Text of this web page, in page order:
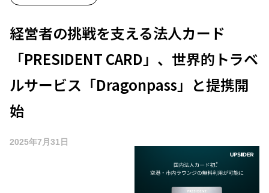
経営者の挑戦を支える法人カード
「PRESIDENT CARD」、世界的トラベ
ルサービス「Dragonpass」と提携開
始
2025年7月31日